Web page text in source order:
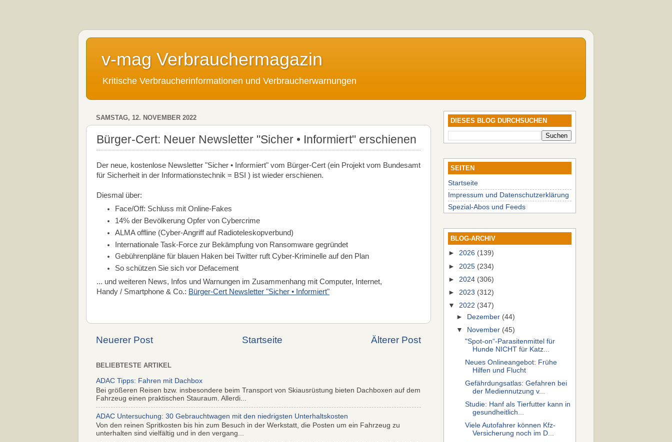
v-mag Verbrauchermagazin
Kritische Verbraucherinformationen und Verbraucherwarnungen
SAMSTAG, 12. NOVEMBER 2022
Bürger-Cert: Neuer Newsletter "Sicher • Informiert" erschienen
Der neue, kostenlose Newsletter "Sicher • Informiert" vom Bürger-Cert (ein Projekt vom Bundesamt
für Sicherheit in der Informationstechnik = BSI ) ist wieder erschienen.
Diesmal über:
Face/Off: Schluss mit Online-Fakes
14% der Bevölkerung Opfer von Cybercrime
ALMA offline (Cyber-Angriff auf Radioteleskopverbund)
Internationale Task-Force zur Bekämpfung von Ransomware gegründet
Gebührenpläne für blauen Haken bei Twitter ruft Cyber-Kriminelle auf den Plan
So schützen Sie sich vor Defacement
... und weiteren News, Infos und Warnungen im Zusammenhang mit Computer, Internet,
Handy / Smartphone & Co.: Bürger-Cert Newsletter "Sicher • Informiert"
Neuerer Post Älterer Post
Startseite
BELIEBTESTE ARTIKEL
ADAC Tipps: Fahren mit Dachbox
Bei größeren Reisen bzw. insbesondere beim Transport von Skiausrüstung bieten Dachboxen auf dem
Fahrzeug einen praktischen Stauraum. Allerdi...
ADAC Untersuchung: 30 Gebrauchtwagen mit den niedrigsten Unterhaltskosten
Von den reinen Spritkosten bis hin zum Besuch in der Werkstatt, die Posten um ein Fahrzeug zu
unterhalten sind vielfältig und in den vergang...
DIESES BLOG DURCHSUCHEN
SEITEN
Startseite
Impressum und Datenschutzerklärung
Spezial-Abos und Feeds
BLOG-ARCHIV
► 2026 (139)
► 2025 (234)
► 2024 (306)
► 2023 (312)
▼ 2022 (347)
► Dezember (44)
▼
November (45)
"Spot-on“-Parasitenmittel für
Hunde NICHT für Katz...
Neues Onlineangebot: Frühe
Hilfen und Flucht
Gefährdungsatlas: Gefahren bei
der Mediennutzung v...
Studie: Hanf als Tierfutter kann in
gesundheitlich...
Viele Autofahrer können Kfz-
Versicherung noch im D...